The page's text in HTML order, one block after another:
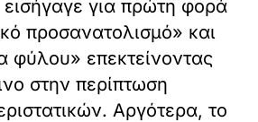
για πρώτη φορά
προσανατολισμό» και
φύλου» επεκτείνοντας
στην περίπτωση
Αργότερα, το